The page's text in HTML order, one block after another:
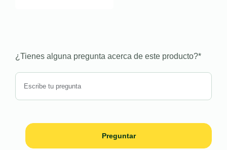
¿Tienes alguna pregunta acerca de este producto?*
Preguntar